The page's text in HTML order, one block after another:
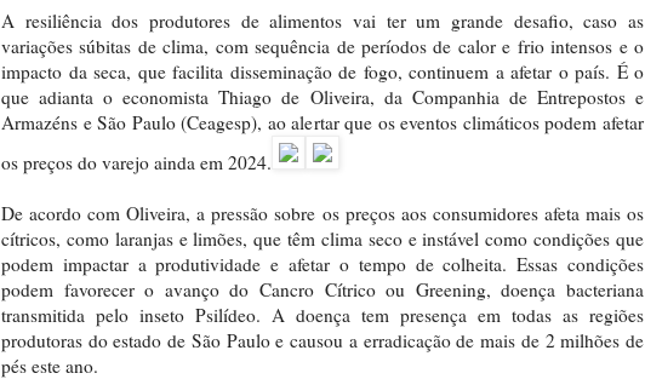
A resiliência dos produtores de alimentos vai ter um grande desafio, caso as
variações súbitas de clima, com sequência de períodos de calor e frio intensos e o
impacto da seca, que facilita disseminação de fogo, continuem a afetar o país. É o
que adianta o economista Thiago de Oliveira, da Companhia de Entrepostos e
Armazéns e São Paulo (Ceagesp), ao alertar que os eventos climáticos podem afetar
os preços do varejo ainda em 2024.
De acordo com Oliveira, a pressão sobre os preços aos consumidores afeta mais os
cítricos, como laranjas e limões, que têm clima seco e instável como condições que
podem impactar a produtividade e afetar o tempo de colheita. Essas condições
podem favorecer o avanço do Cancro Cítrico ou Greening, doença bacteriana
transmitida pelo inseto Psilídeo. A doença tem presença em todas as regiões
produtoras do estado de São Paulo e causou a erradicação de mais de 2 milhões de
pés este ano.